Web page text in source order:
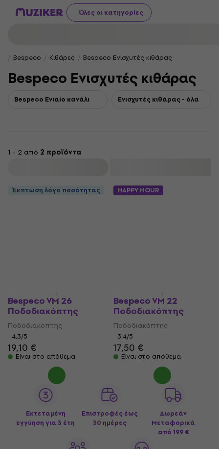
Όλες οι κατηγορίες
Bespeco Κιθάρες Bespeco Ενισχυτές κιθάρας
Bespeco Ενισχυτές κιθάρας
Bespeco Ενιαίο κανάλι Ενισχυτές κιθάρας - όλα
1 - 2 από 2 προϊόντα
Έκπτωση λόγο ποσότητας
Bespeco VM 26
Ποδοδιακόπτης
Ποδοδιακόπτης
4,3/5
19,10 €
Είναι στο απόθεμα
HAPPY HOUR
Bespeco VM 22
Ποδοδιακόπτης
Ποδοδιακόπτης
3,4/5
17,50 €
Είναι στο απόθεμα
Εκτεταμένη
εγγύηση για 3 έτη
Επιστροφές έως
30 ημέρες
Δωρεάν
Μεταφορικά
από 199 €